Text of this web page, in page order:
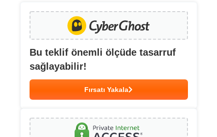
Bu teklif önemli ölçüde tasarruf
sağlayabilir!
Fırsatı Yakala